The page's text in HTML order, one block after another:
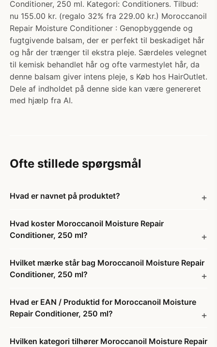
Conditioner, 250 ml. Kategori: Conditioners. Tilbud:
nu 155.00 kr. (regalo 32% fra 229.00 kr.) Moroccanoil
Repair Moisture Conditioner : Genopbyggende og
fugtgivende balsam, der er perfekt til beskadiget hår
og hår der trænger til ekstra pleje. Særdeles velegnet
til kemisk behandlet hår og ofte varmestylet hår, da
denne balsam giver intens pleje, s Køb hos HairOutlet.
Dele af indholdet på denne side kan være genereret
med hjælp fra AI.
Ofte stillede spørgsmål
Hvad er navnet på produktet?
Hvad koster Moroccanoil Moisture Repair
Conditioner, 250 ml?
Hvilket mærke står bag Moroccanoil Moisture Repair
Conditioner, 250 ml?
Hvad er EAN / Produktid for Moroccanoil Moisture
Repair Conditioner, 250 ml?
Hvilken kategori tilhører Moroccanoil Moisture Repair